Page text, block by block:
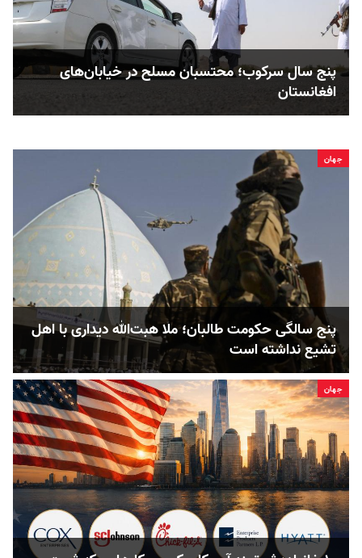
پنج سال سرکوب؛ محتسبان مسلح در خیابان‌های
افغانستان
جهان
پنج‌ سالگی حکومت طالبان؛ ملا هبت‌الله دیداری با اهل
تشیع نداشته است
جهان